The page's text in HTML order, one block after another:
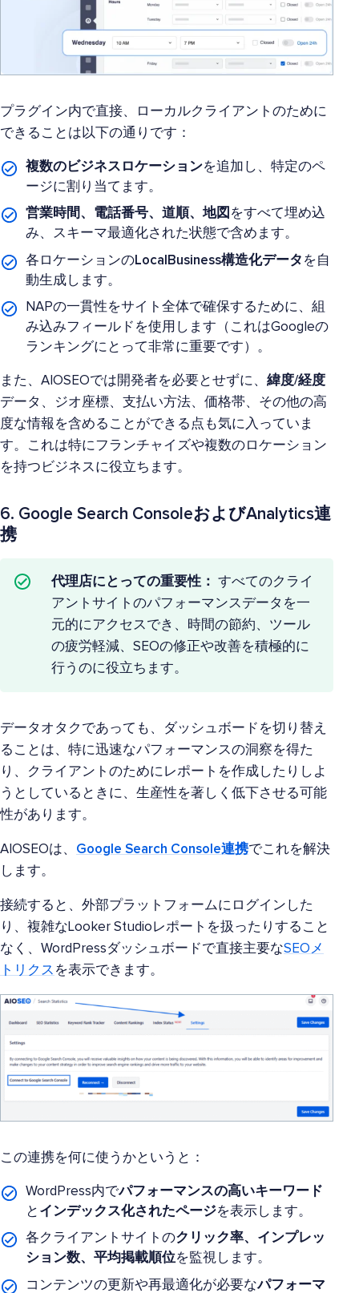
プラグイン内で直接、ローカルクライアントのために
できることは以下の通りです：
複数のビジネスロケーションを追加し、特定のペ
ージに割り当てます。
営業時間、電話番号、道順、地図 をすべて埋め込
み、スキーマ最適化された状態で含めます。
各ロケーションのLocalBusiness構造化データ を自
動生成します。
NAPの一貫性をサイト全体で確保するために、組
み込みフィールドを使用します（これはGoogleの
ランキングにとって非常に重要です）。
また、AIOSEOでは開発者を必要とせずに、 緯度/経度
データ、ジオ座標、支払い方法、価格帯、その他の高
度な情報を含めることができる点も気に入っていま
す。これは特にフランチャイズや複数のロケーション
を持つビジネスに役立ちます。
6. Google Search ConsoleおよびAnalytics連
携
代理店にとっての重要性： すべてのクライ
アントサイトのパフォーマンスデータを一
元的にアクセスでき、時間の節約、ツール
の疲労軽減、SEOの修正や改善を積極的に
行うのに役立ちます。
データオタクであっても、ダッシュボードを切り替え
ることは、特に迅速なパフォーマンスの洞察を得た
り、クライアントのためにレポートを作成したりしよ
うとしているときに、生産性を著しく低下させる可能
性があります。
AIOSEOは、 Google Search Console連携でこれを解決
します。
接続すると、外部プラットフォームにログインした
り、複雑なLooker Studioレポートを扱ったりすること
なく、WordPressダッシュボードで直接主要なSEOメ
トリクス を表示できます。
この連携を何に使うかというと：
WordPress内でパフォーマンスの高いキーワード
と インデックス化されたページを表示します。
各クライアントサイトのクリック率、インプレッ
ション数、平均掲載順位を監視します。
コンテンツの更新や再最適化が必要なパフォーマ